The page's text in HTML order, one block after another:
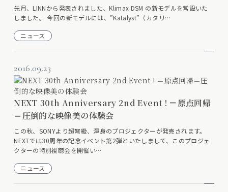
先月、LINNから発表されました、Klimax DSM の新モデルを常設いた
しました。 今回の新モデルには、”Katalyst”（カタリ…
ニュース
2016.09.23
NEXT 30th Anniversary 2nd Event ! ＝原点回帰
＝圧倒的な映像美の体験会
この秋、SONYより超弩級、渾身のプロジェクターが発売されます。
NEXTでは30周年の記念イベント第2弾といたしまして、このプロジェ
クターの特別視聴会を開催い…
ニュース